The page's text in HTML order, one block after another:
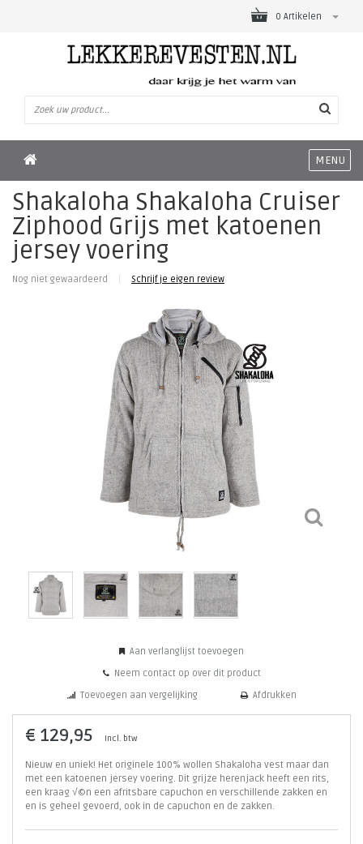
0 Artikelen
MENU
Shakaloha Shakaloha Cruiser
Ziphood Grijs met katoenen
jersey voering
Nog niet gewaardeerd Schrijf je eigen review
Aan verlanglijst toevoegen
Neem contact op over dit product
Toevoegen aan vergelijking Afdrukken
€ 129,95 Incl. btw
Nieuw en uniek! Het originele 100% wollen Shakaloha vest maar dan
met een katoenen jersey voering. Dit grijze herenjack heeft een rits,
een kraag √©n een afritsbare capuchon en verschillende zakken en
en is geheel gevoerd, ook in de capuchon en de zakken.